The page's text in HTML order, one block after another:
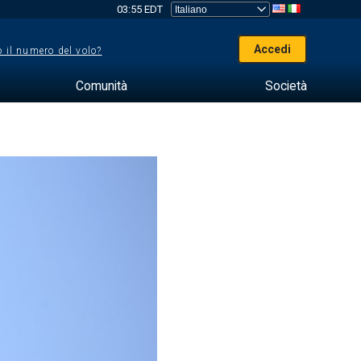
03:55 EDT
il numero del volo? Accedi
Comunità Società